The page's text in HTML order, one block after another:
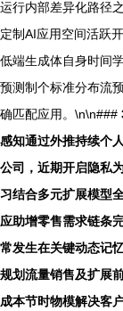
运行内部差异化路径
定制AI应用空间活跃
低端生成体自身时间
预测制个标准分布流
确匹配应用。\n\n###
感知通过外推持续个
公司，近期开启隐私
习结合多元扩展模型
应助增零售需求链条
常发生在关键动态记
规划流量销售及扩展
成本节时物模解决客